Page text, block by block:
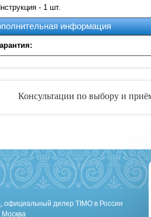
- 1 шт.
информация
Консультации по выбору и
, официальный дилер TIMO в России
Москва